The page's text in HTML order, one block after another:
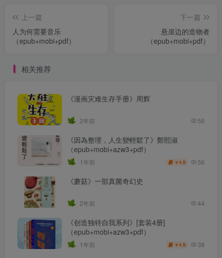
上一篇
人为何需要音乐
（epub+mobi+pdf）
下一篇
悬崖边的造物者
（epub+mobi+pdf）
相关推荐
《漫画灾难生存手册》周辉
2年前 56
《因為整理，人生變輕鬆了》鄭熙淑
（epub+mobi+azw3+pdf）
1年前 ￥4.9 56
《蘑菇》一部真菌奇幻史
2年前 44
《创造独特自我系列》[套装4册]
（epub+mobi+azw3+pdf）
1年前 ￥4.9 38